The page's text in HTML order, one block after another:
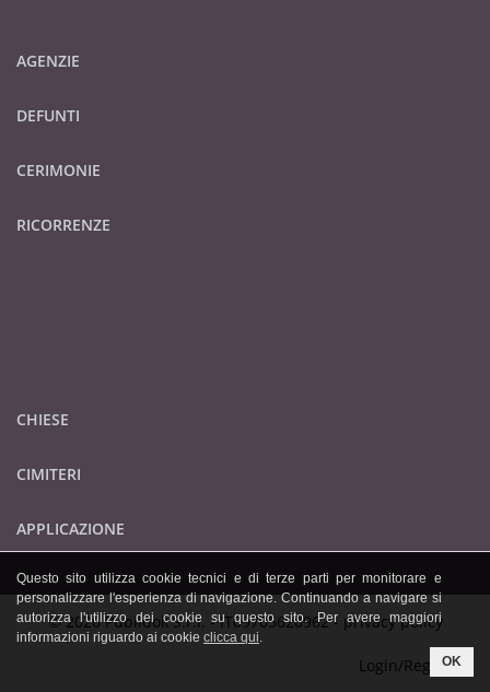
AGENZIE
DEFUNTI
CERIMONIE
RICORRENZE
CHIESE
CIMITERI
APPLICAZIONE
© 2026 Publidok S.r.l. - IT09705620962 - privacy policy
Login/Registrati
Questo sito utilizza cookie tecnici e di terze parti per monitorare e
personalizzare l'esperienza di navigazione. Continuando a navigare si
autorizza l'utilizzo dei cookie su questo sito. Per avere maggiori
informazioni riguardo ai cookie clicca qui.
OK